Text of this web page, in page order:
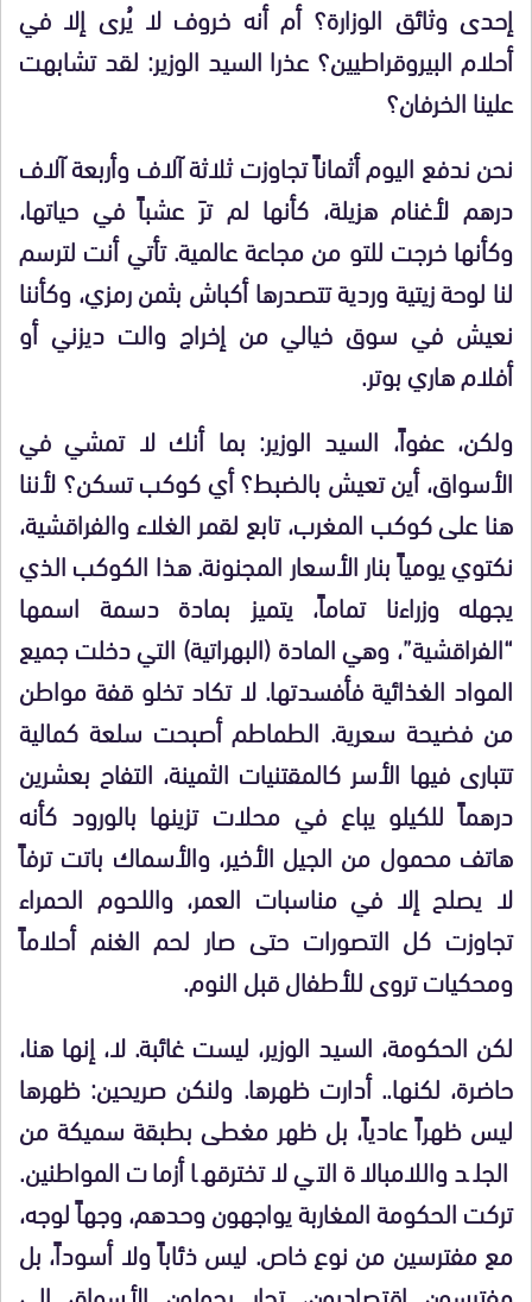
إحدى وثائق الوزارة؟ أم أنه خروف لا يُرى إلا في
أحلام البيروقراطيين؟ عذرا السيد الوزير: لقد تشابهت
علينا الخرفان؟
نحن ندفع اليوم أثماناً تجاوزت ثلاثة آلاف وأربعة آلاف
درهم لأغنام هزيلة، كأنها لم ترَ عشباً في حياتها،
وكأنها خرجت للتو من مجاعة عالمية. تأتي أنت لترسم
لنا لوحة زيتية وردية تتصدرها أكباش بثمن رمزي، وكأننا
نعيش في سوق خيالي من إخراج والت ديزني أو
أفلام هاري بوتر.
ولكن، عفواً، السيد الوزير: بما أنك لا تمشي في
الأسواق، أين تعيش بالضبط؟ أي كوكب تسكن؟ لأننا
هنا على كوكب المغرب، تابع لقمر الغلاء والفراقشية،
نكتوي يومياً بنار الأسعار المجنونة. هذا الكوكب الذي
يجهله وزراءنا تماماً، يتميز بمادة دسمة اسمها
“الفراقشية”، وهي المادة (البهراتية) التي دخلت جميع
المواد الغذائية فأفسدتها. لا تكاد تخلو قفة مواطن
من فضيحة سعرية. الطماطم أصبحت سلعة كمالية
تتبارى فيها الأسر كالمقتنيات الثمينة، التفاح بعشرين
درهماً للكيلو يباع في محلات تزينها بالورود كأنه
هاتف محمول من الجيل الأخير، والأسماك باتت ترفاً
لا يصلح إلا في مناسبات العمر، واللحوم الحمراء
تجاوزت كل التصورات حتى صار لحم الغنم أحلاماً
ومحكيات تروى للأطفال قبل النوم.
لكن الحكومة، السيد الوزير، ليست غائبة. لا، إنها هنا،
حاضرة، لكنها.. أدارت ظهرها. ولنكن صريحين: ظهرها
ليس ظهراً عادياً، بل ظهر مغطى بطبقة سميكة من
الجلد واللامبالاة التي لا تخترقها أزمات المواطنين.
تركت الحكومة المغاربة يواجهون وحدهم، وجهاً لوجه،
مع مفترسين من نوع خاص. ليس ذئاباً ولا أسوداً، بل